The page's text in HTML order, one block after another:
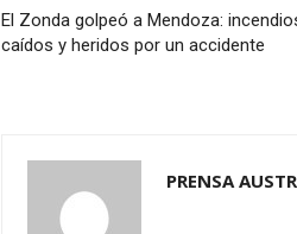
El Zonda golpeó a Mendoza:
caídos y heridos por un accidente
PRENSA